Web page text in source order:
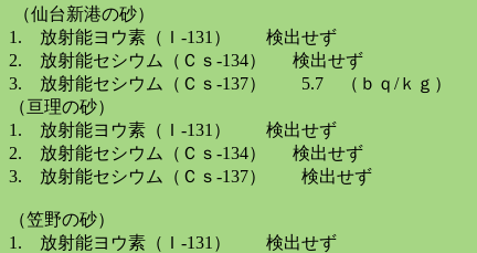
（仙台新港の砂）
1. 放射能ヨウ素（Ｉ-131） 検出せず
2. 放射能セシウム（Ｃｓ-134） 検出せず
3. 放射能セシウム（Ｃｓ-137） 5.7 （ｂｑ/ｋｇ）
（亘理の砂）
1. 放射能ヨウ素（Ｉ-131） 検出せず
2. 放射能セシウム（Ｃｓ-134） 検出せず
3. 放射能セシウム（Ｃｓ-137） 検出せず
（笠野の砂）
1. 放射能ヨウ素（Ｉ-131） 検出せず